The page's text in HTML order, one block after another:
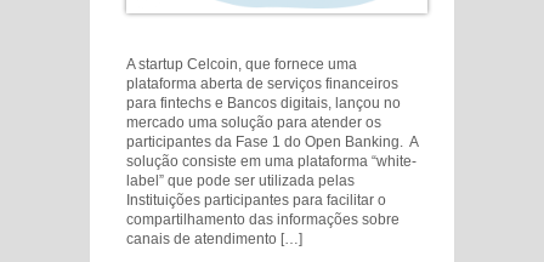
A startup Celcoin, que fornece uma
plataforma aberta de serviços financeiros
para fintechs e Bancos digitais, lançou no
mercado uma solução para atender os
participantes da Fase 1 do Open Banking. A
solução consiste em uma plataforma “white-
label” que pode ser utilizada pelas
Instituições participantes para facilitar o
compartilhamento das informações sobre
canais de atendimento […]